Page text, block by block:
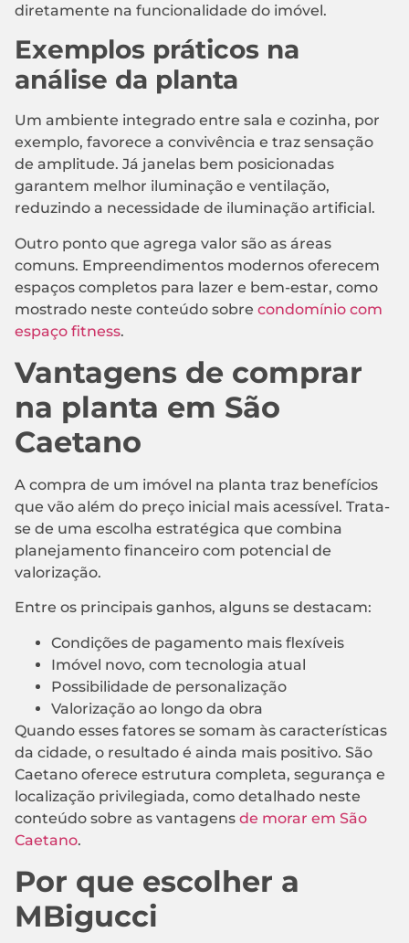
diretamente na funcionalidade do imóvel.
Exemplos práticos na
análise da planta
Um ambiente integrado entre sala e cozinha, por
exemplo, favorece a convivência e traz sensação
de amplitude. Já janelas bem posicionadas
garantem melhor iluminação e ventilação,
reduzindo a necessidade de iluminação artificial.
Outro ponto que agrega valor são as áreas
comuns. Empreendimentos modernos oferecem
espaços completos para lazer e bem-estar, como
mostrado neste conteúdo sobre condomínio com
espaço fitness.
Vantagens de comprar
na planta em São
Caetano
A compra de um imóvel na planta traz benefícios
que vão além do preço inicial mais acessível. Trata-
se de uma escolha estratégica que combina
planejamento financeiro com potencial de
valorização.
Entre os principais ganhos, alguns se destacam:
Condições de pagamento mais flexíveis
Imóvel novo, com tecnologia atual
Possibilidade de personalização
Valorização ao longo da obra
Quando esses fatores se somam às características
da cidade, o resultado é ainda mais positivo. São
Caetano oferece estrutura completa, segurança e
localização privilegiada, como detalhado neste
conteúdo sobre as vantagens de morar em São
Caetano.
Por que escolher a
MBigucci